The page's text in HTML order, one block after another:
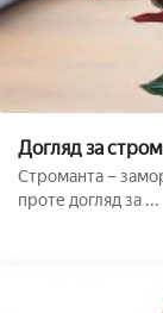
Догляд за
поради
Строманта –
проте догляд за ...